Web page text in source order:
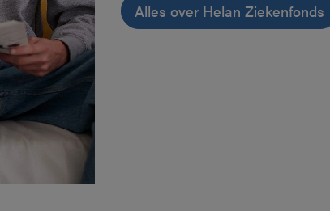
Alles over Helan Ziekenfonds